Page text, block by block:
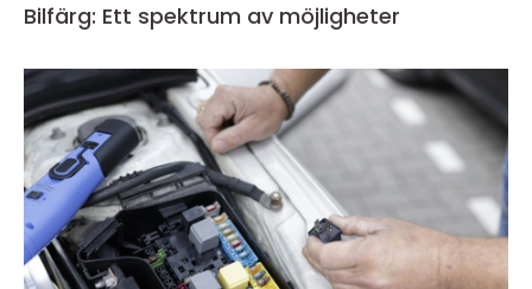
Bilfärg: Ett spektrum av möjligheter